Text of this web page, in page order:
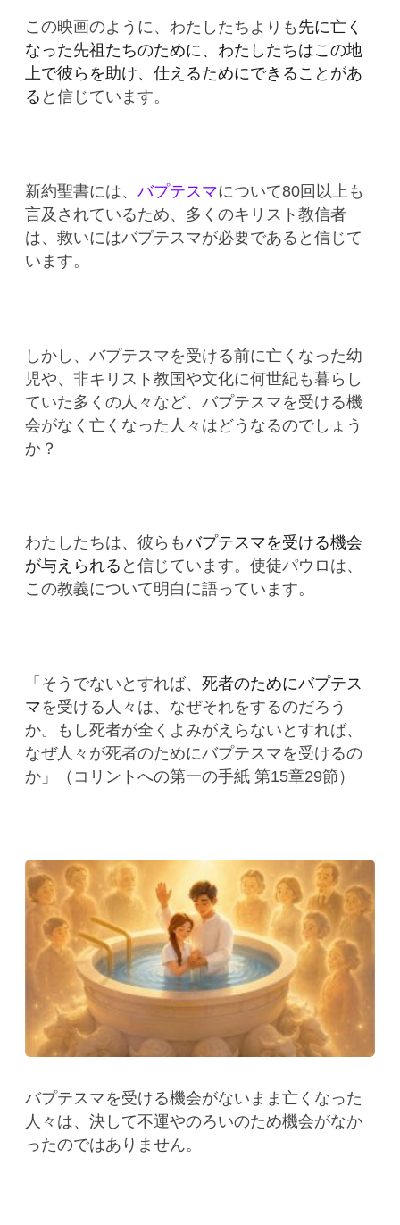
この映画のように、わたしたちよりも 先に亡く
なった先祖たちのために、わたしたちはこの地
上で彼らを助け、仕えるためにできることがあ
る と信じています。
新約聖書には、 バプテスマについて80回以上も
言及されているため、多くのキリスト教信者
は、救いにはバプテスマが必要であると信じて
います。
しかし、バプテスマを受ける前に亡くなった幼
児や、非キリスト教国や文化に何世紀も暮らし
ていた多くの人々など、バプテスマを受ける機
会がなく亡くなった人々はどうなるのでしょう
か？
わたしたちは、彼らもバプテスマを受ける機会
が与えられる と信じています。使徒パウロは、
この教義について明白に語っています。
「そうでないとすれば、 死者のためにバプテス
マを受ける人々は、なぜそれをするのだろう
か。もし死者が全くよみがえらないとすれば、
なぜ人々が死者のためにバプテスマを受けるの
か」（コリントへの第一の手紙 第15章29節）
バプテスマを受ける機会がないまま亡くなった
人々は、決して不運やのろいのため機会がなか
ったのではありません。